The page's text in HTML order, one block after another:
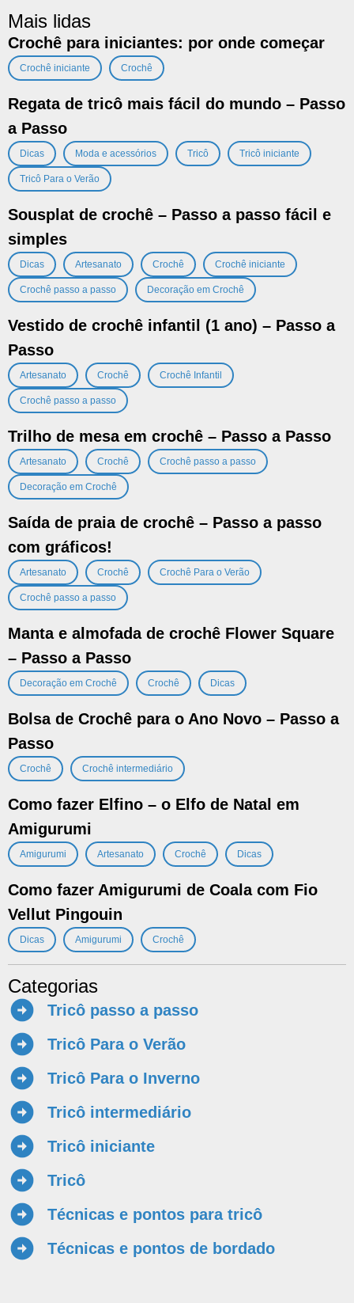
Mais lidas
Crochê para iniciantes: por onde começar
Crochê iniciante Crochê
Regata de tricô mais fácil do mundo – Passo
a Passo
Dicas Moda e acessórios Tricô Tricô iniciante
Tricô Para o Verão
Sousplat de crochê – Passo a passo fácil e
simples
Dicas Artesanato Crochê Crochê iniciante
Crochê passo a passo Decoração em Crochê
Vestido de crochê infantil (1 ano) – Passo a
Passo
Artesanato Crochê Crochê Infantil
Crochê passo a passo
Trilho de mesa em crochê – Passo a Passo
Artesanato Crochê Crochê passo a passo
Decoração em Crochê
Saída de praia de crochê – Passo a passo
com gráficos!
Artesanato Crochê Crochê Para o Verão
Crochê passo a passo
Manta e almofada de crochê Flower Square
– Passo a Passo
Decoração em Crochê Crochê Dicas
Bolsa de Crochê para o Ano Novo – Passo a
Passo
Crochê Crochê intermediário
Como fazer Elfino – o Elfo de Natal em
Amigurumi
Amigurumi Artesanato Crochê Dicas
Como fazer Amigurumi de Coala com Fio
Vellut Pingouin
Dicas Amigurumi Crochê
Categorias
Tricô passo a passo
Tricô Para o Verão
Tricô Para o Inverno
Tricô intermediário
Tricô iniciante
Tricô
Técnicas e pontos para tricô
Técnicas e pontos de bordado